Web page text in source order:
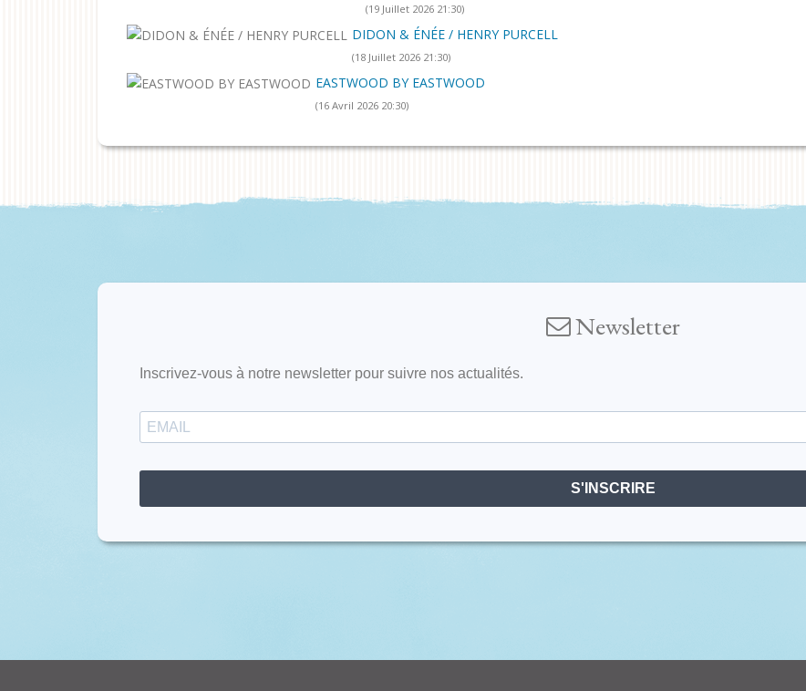
(19 Juillet 2026 21:30)
DIDON & ÉNÉE / HENRY PURCELL
(18 Juillet 2026 21:30)
EASTWOOD BY EASTWOOD
(16 Avril 2026 20:30)
Newsletter
Inscrivez-vous à notre newsletter pour suivre nos actualités.
S'INSCRIRE